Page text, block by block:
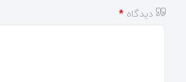
دیدگاه *